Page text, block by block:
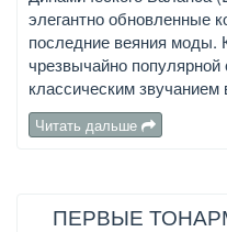
элегантно обновленные
последние веяния моды.
чрезвычайно
классическим звучанием
Читать дальше
ПЕРВЫЕ